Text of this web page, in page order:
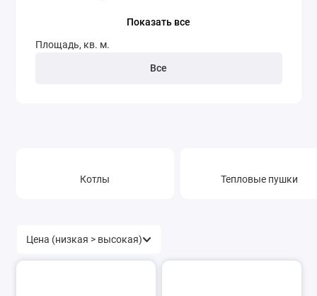
Показать все
Площадь, кв. м.
Все
Электрические тепловые завесы
Котлы Тепловые пушки